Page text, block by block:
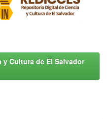
Cultura de El Salvador